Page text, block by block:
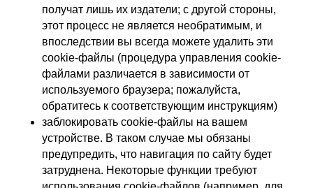
получат лишь их издатели; с другой стороны,
этот процесс не является необратимым, и
впоследствии вы всегда можете удалить эти
cookie-файлы (процедура управления cookie-
файлами различается в зависимости от
используемого браузера; пожалуйста,
обратитесь к соответствующим инструкциям)
заблокировать cookie-файлы на вашем
устройстве. В таком случае мы обязаны
предупредить, что навигация по сайту будет
затруднена. Некоторые функции требуют